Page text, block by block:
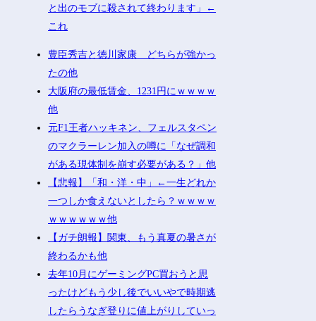
と出のモブに殺されて終わります」←
これ
豊臣秀吉と徳川家康 どちらが強かっ
たの他
大阪府の最低賃金、1231円にｗｗｗｗ
他
元F1王者ハッキネン、フェルスタペン
のマクラーレン加入の噂に「なぜ調和
がある現体制を崩す必要がある？」他
【悲報】「和・洋・中」←一生どれか
一つしか食えないとしたら？ｗｗｗｗ
ｗｗｗｗｗｗ他
【ガチ朗報】関東、もう真夏の暑さが
終わるかも他
去年10月にゲーミングPC買おうと思
ったけどもう少し後でいいやで時期逃
したらうなぎ登りに値上がりしていっ